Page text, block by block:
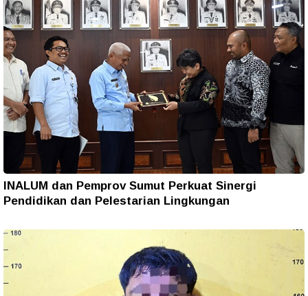
INALUM dan Pemprov Sumut Perkuat Sinergi
Pendidikan dan Pelestarian Lingkungan